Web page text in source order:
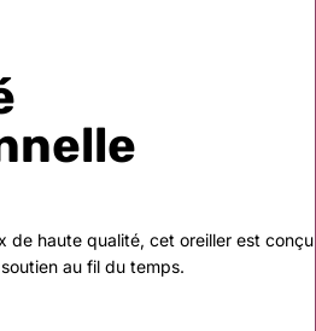
de haute qualité, cet oreiller est conçu
au fil du temps.